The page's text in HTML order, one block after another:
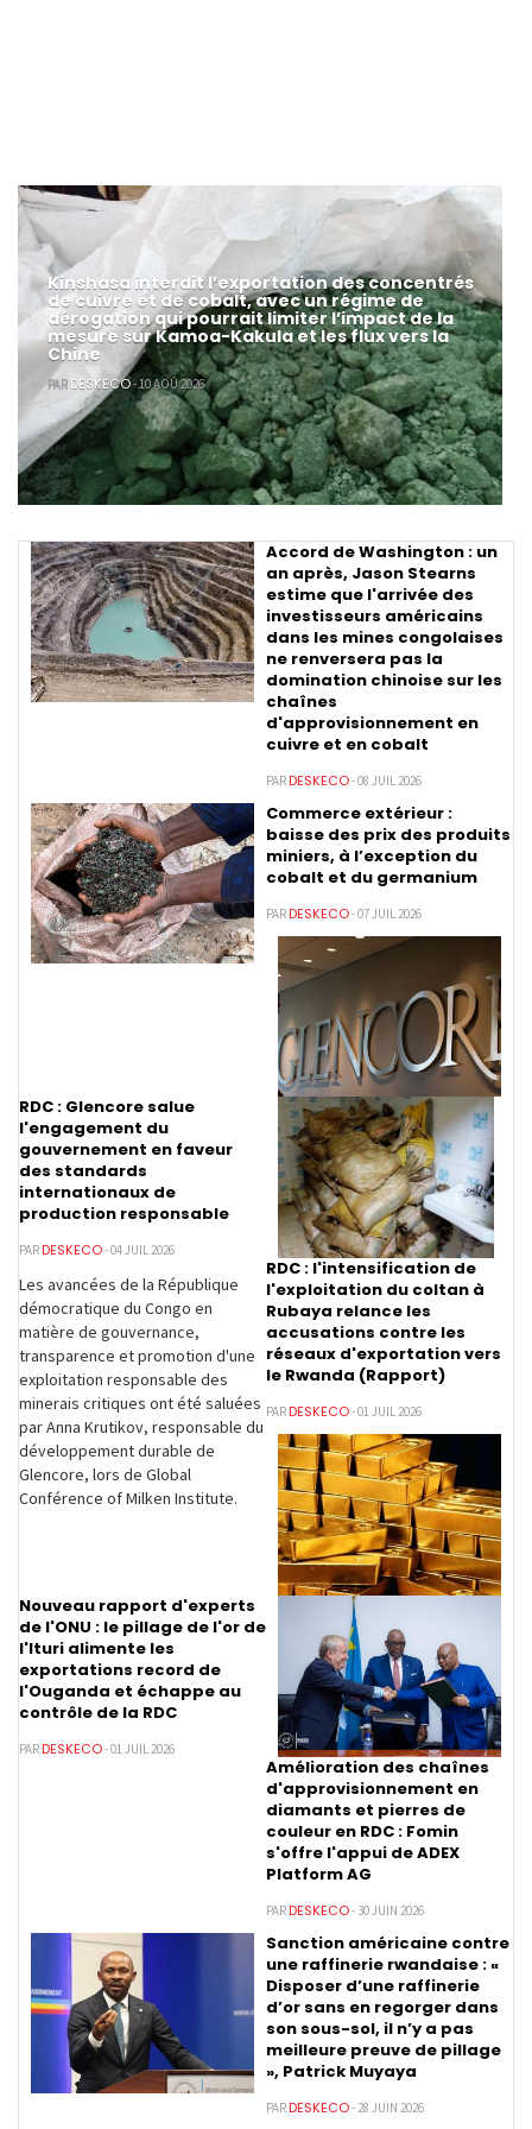
Kinshasa interdit l’exportation des concentrés
de cuivre et de cobalt, avec un régime de
dérogation qui pourrait limiter l’impact de la
mesure sur Kamoa-Kakula et les flux vers la
Chine
PAR DESKECO- 10 AOÛ 2026
Accord de Washington : un
an après, Jason Stearns
estime que l'arrivée des
investisseurs américains
dans les mines congolaises
ne renversera pas la
domination chinoise sur les
chaînes
d'approvisionnement en
cuivre et en cobalt
PAR DESKECO- 08 JUIL 2026
Commerce extérieur :
baisse des prix des produits
miniers, à l’exception du
cobalt et du germanium
PAR DESKECO- 07 JUIL 2026
RDC : Glencore salue
l'engagement du
gouvernement en faveur
des standards
internationaux de
production responsable
PAR DESKECO- 04 JUIL 2026
Les avancées de la République
démocratique du Congo en
matière de gouvernance,
transparence et promotion d'une
exploitation responsable des
minerais critiques ont été saluées
par Anna Krutikov, responsable du
développement durable de
Glencore, lors de Global
Conférence of Milken Institute.
RDC : l'intensification de
l'exploitation du coltan à
Rubaya relance les
accusations contre les
réseaux d'exportation vers
le Rwanda (Rapport)
PAR DESKECO- 01 JUIL 2026
Nouveau rapport d'experts
de l'ONU : le pillage de l'or de
l'Ituri alimente les
exportations record de
l'Ouganda et échappe au
contrôle de la RDC
PAR DESKECO- 01 JUIL 2026
Amélioration des chaînes
d'approvisionnement en
diamants et pierres de
couleur en RDC : Fomin
s'offre l'appui de ADEX
Platform AG
PAR DESKECO- 30 JUIN 2026
Sanction américaine contre
une raffinerie rwandaise : «
Disposer d’une raffinerie
d’or sans en regorger dans
son sous-sol, il n’y a pas
meilleure preuve de pillage
», Patrick Muyaya
PAR DESKECO- 28 JUIN 2026